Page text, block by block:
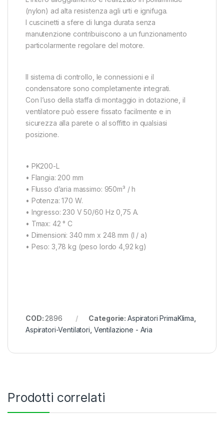
(nylon) ad alta resistenza agli urti e ignifuga.
I cuscinetti a sfere di lunga durata senza
manutenzione contribuiscono a un funzionamento
particolarmente regolare del motore.
Il sistema di controllo, le connessioni e il
condensatore sono completamente integrati.
Con l’uso della staffa di montaggio in dotazione, il
ventilatore può essere fissato facilmente e in
sicurezza alla parete o al soffitto in qualsiasi
posizione.
• PK200-L
• Flangia: 200 mm
• Flusso d’aria massimo: 950m³ / h
• Potenza: 170 W.
• Ingresso: 230 V 50/60 Hz 0,75 A.
• Tmax: 42 ° C
• Dimensioni: 340 mm x 248 mm (l / a)
• Peso: 3,78 kg (peso lordo 4,92 kg)
COD: 2896 Categorie: Aspiratori PrimaKlima
Aspiratori-Ventilatori Ventilazione - Aria
Prodotti correlati